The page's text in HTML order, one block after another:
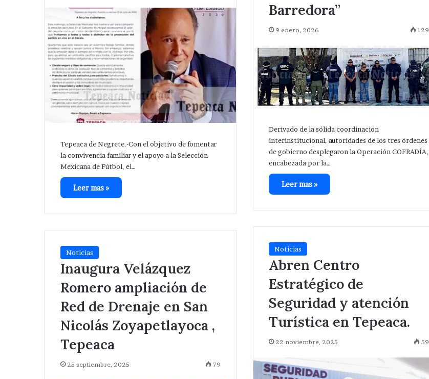
Tepeaca de Negrete.-Con el objetivo de fomentar
la convivencia familiar y el apoyo a la Selección
Mexicana de Fútbol, el…
Leer mas »
Barredora”
9 enero, 2026 129
Derivado de la sólida coordinación
interinstitucional, autoridades de los tres órdenes
de gobierno desplegaron la Operación COFRADÍA,
encabezada por la…
Leer mas »
Noticias
Abren Centro
Estratégico de
Seguridad y atención
Turística en Tepeaca.
22 noviembre, 2025 59
Noticias
Inaugura Velázquez
Romero ampliación de
Red de Drenaje en San
Nicolás Zoyapetlayoca ,
Tepeaca
25 septiembre, 2025 79